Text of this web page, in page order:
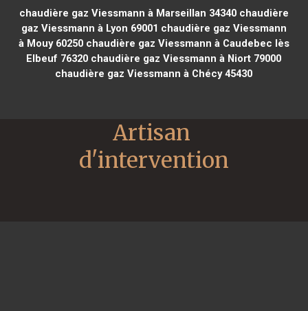
chaudière gaz Viessmann à Marseillan 34340chaudière
gaz Viessmann à Lyon 69001 chaudière gaz Viessmann
à Mouy 60250chaudière gaz Viessmann à Caudebec lès
Elbeuf 76320 chaudière gaz Viessmann à Niort 79000
chaudière gaz Viessmann à Chécy 45430
Artisan
d'intervention